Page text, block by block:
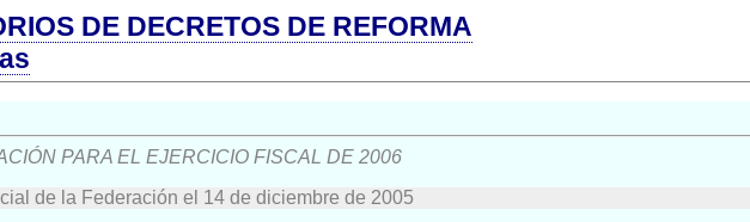
DE DECRETOS DE REFORMA
PARA EL EJERCICIO FISCAL DE 2006
de la Federación el 14 de diciembre de 2005